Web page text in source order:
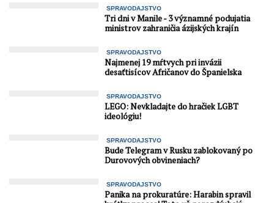
SPRAVODAJSTVO
Tri dni v Manile - 3 významné podujatia
ministrov zahraničia ázijských krajín
SPRAVODAJSTVO
Najmenej 19 mŕtvych pri invázii
desaťtisícov Afričanov do Španielska
SPRAVODAJSTVO
LEGO: Nevkladajte do hračiek LGBT
ideológiu!
SPRAVODAJSTVO
Bude Telegram v Rusku zablokovaný po
Durovových obvineniach?
SPRAVODAJSTVO
Panika na prokuratúre: Harabin spravil